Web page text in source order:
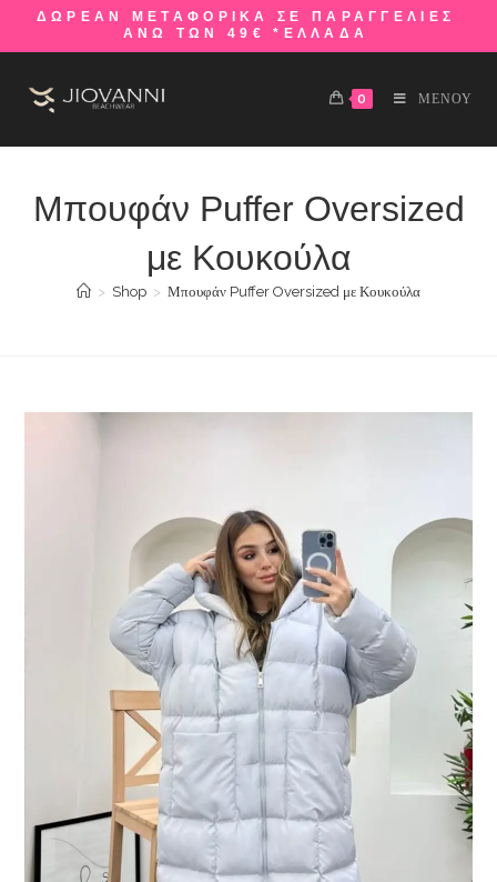
ΔΩΡΕΑΝ ΜΕΤΑΦΟΡΙΚΑ ΣΕ ΠΑΡΑΓΓΕΛΙΕΣ
ΑΝΩ ΤΩΝ 49€ *ΕΛΛΑΔΑ
0 ΜΕΝΟΥ
Μπουφάν Puffer Oversized
με Κουκούλα
> Shop > Μπουφάν Puffer Oversized με Κουκούλα